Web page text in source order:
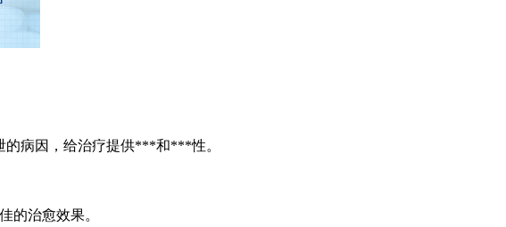
病因，给治疗提供***和***性。
治愈效果。